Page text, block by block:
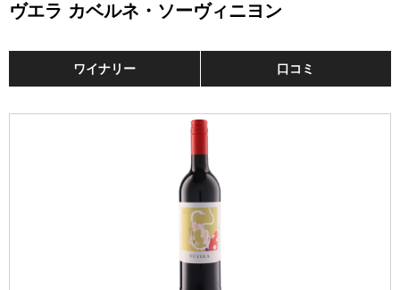
ヴエラ カベルネ・ソーヴィニヨン
ワイナリー 口コミ